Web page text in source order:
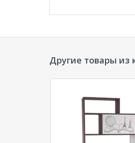
Другие товары из